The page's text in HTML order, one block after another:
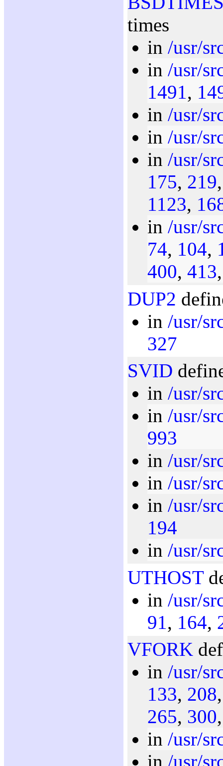
times
in /usr/
in /usr/
1491,
in /usr/
in /usr/
in /usr/
175, 219
1123,
in /usr/
74, 104,
400, 413
DUP2
in /usr/
327
SVID
in /usr/
in /usr/
993
in /usr/
in /usr/
in /usr/
194
in /usr/
UTHOST
in /usr/
91, 164,
VFORK
in /usr/
133, 208
265, 300
in /usr/
in /usr/